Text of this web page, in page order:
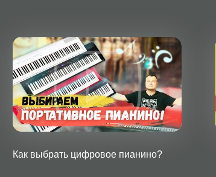
Как выбрать цифровое пианино?